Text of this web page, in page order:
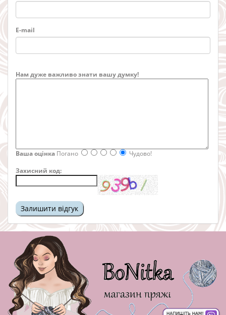
E-mail
Нам дуже важливо знати вашу думку!
Ваша оцінка Погано
Чудово!
Захисний код: